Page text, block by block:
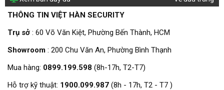
THÔNG TIN VIỆT HÀN SECURITY
Trụ sở : 60 Võ Văn Kiệt, Phường Bến Thành, HCM
Showroom : 200 Chu Văn An, Phường Bình Thạnh
Mua hàng: 0899.199.598 (8h-17h, T2-T7)
Hỗ trợ kỹ thuật: 1900.099.987 (8h - 17h, T2 - T7 )